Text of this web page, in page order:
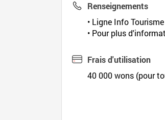
Renseignements
• Ligne Info
• Pour plus
Frais d'utilisation
40 000 wons (pour